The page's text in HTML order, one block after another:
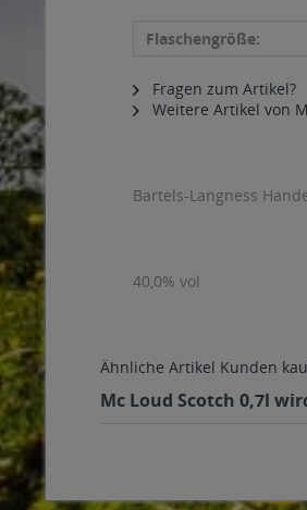
Flaschengröße:
Fragen zum Artikel?
Weitere Artikel von
Bartels-Langness
40,0% vol
Ähnliche Artikel Kunden
Mc Loud Scotch 0,7l